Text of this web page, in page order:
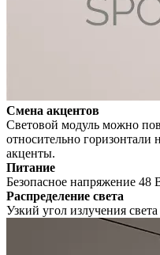
Смена акцентов
Световой модуль можно
относительно горизонтали
акценты.
Питание
Безопасное напряжение 48
Распределение света
Узкий угол излучения